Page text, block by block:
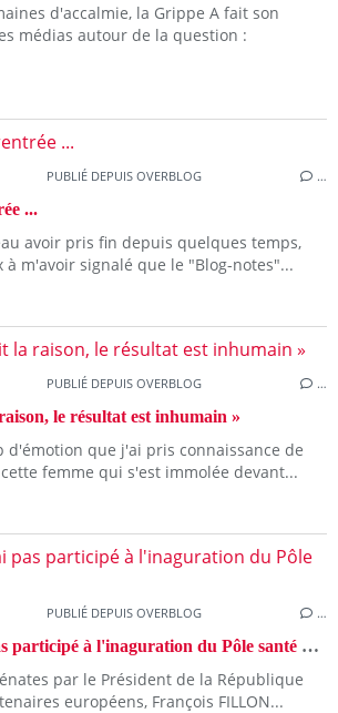
d'accalmie, la Grippe A fait son
médias autour de la question :
PUBLIÉ DEPUIS OVERBLOG …
...
avoir pris fin depuis quelques temps,
à m'avoir signalé que le "Blog-notes"...
PUBLIÉ DEPUIS OVERBLOG …
le résultat est inhumain »
d'émotion que j'ai pris connaissance de
femme qui s'est immolée devant...
PUBLIÉ DEPUIS OVERBLOG …
Pourquoi, je n'ai pas participé à l'inaguration du Pôle santé Sud
par le Président de la République
européens, François FILLON...